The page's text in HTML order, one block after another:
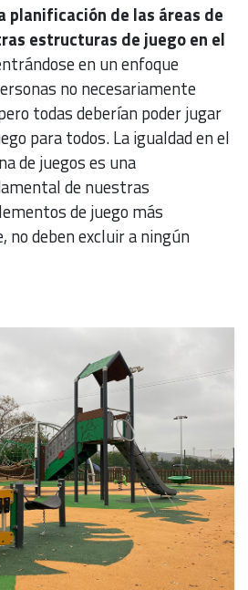
planificación de las áreas de
estructuras de juego en el
en un enfoque
no necesariamente
todas deberían poder jugar
para todos. La igualdad en el
de juegos es una
de nuestras
de juego más
no deben excluir a ningún